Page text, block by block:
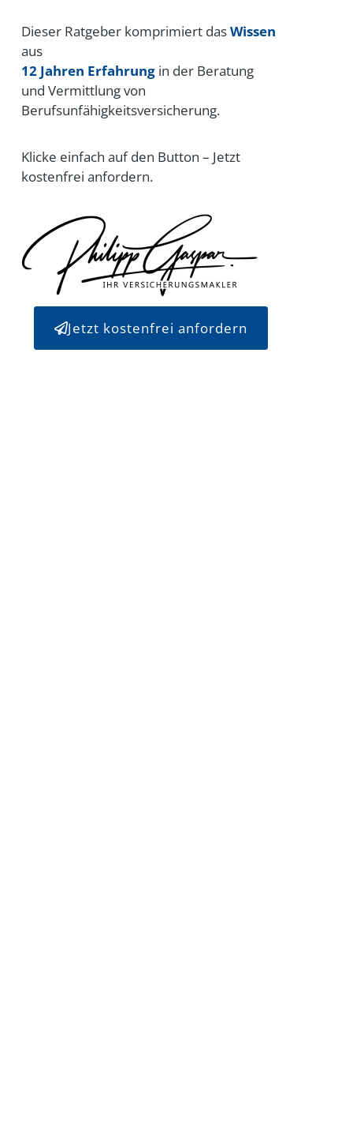
Dieser Ratgeber komprimiert dasWissen
aus
12 Jahren Erfahrungin der Beratung
und Vermittlung von
Berufsunfähigkeitsversicherung.
Klicke einfach auf den Button – Jetzt
kostenfrei anfordern.
Jetzt kostenfrei anfordern